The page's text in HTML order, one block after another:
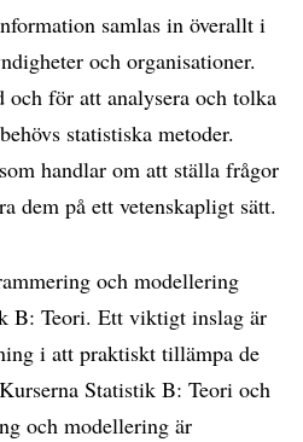
samlas in överallt i
och organisationer.
för att analysera och tolka
statistiska metoder.
handlar om att ställa frågor
dem på ett vetenskapligt sätt.
och modellering
B: Teori. Ett viktigt inslag är
i att praktiskt tillämpa de
Statistik B: Teori och
och modellering är